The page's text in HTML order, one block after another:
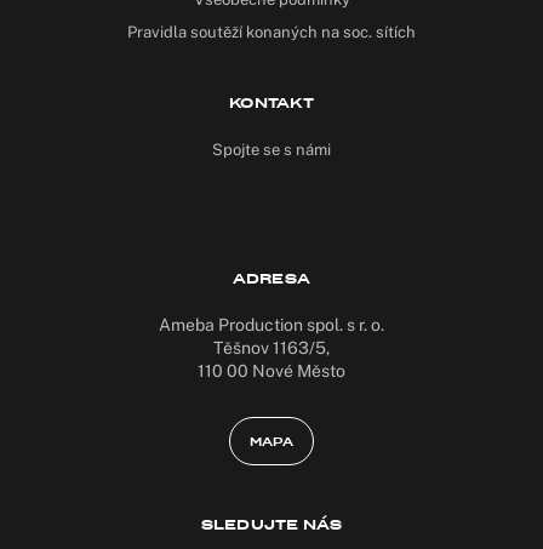
Pravidla soutěží konaných na soc. sítích
KONTAKT
Spojte se s námi
ADRESA
Ameba Production spol. s r. o.
Těšnov 1163/5,
110 00 Nové Město
MAPA
SLEDUJTE NÁS